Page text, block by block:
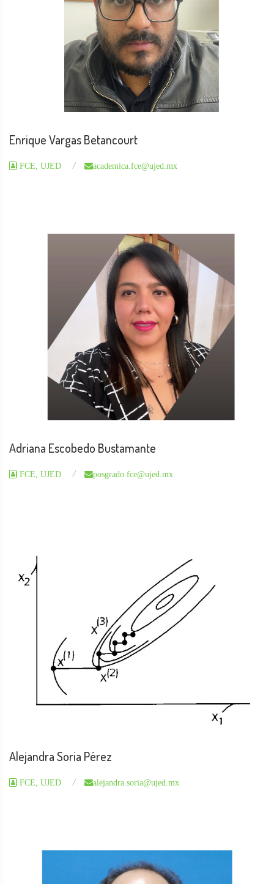
Enrique Vargas Betancourt
FCE, UJED academica.fce@ujed.mx
Adriana Escobedo Bustamante
FCE, UJED posgrado.fce@ujed.mx
Alejandra Soria Pérez
FCE, UJED alejandra.soria@ujed.mx